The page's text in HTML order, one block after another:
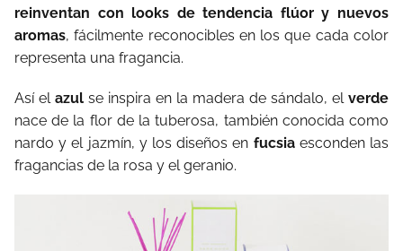
reinventan con looks de tendencia flúor y nuevos
aromas, fácilmente reconocibles en los que cada color
representa una fragancia.
Así el azul se inspira en la madera de sándalo, el verde
nace de la flor de la tuberosa, también conocida como
nardo y el jazmín, y los diseños en fucsia esconden las
fragancias de la rosa y el geranio.